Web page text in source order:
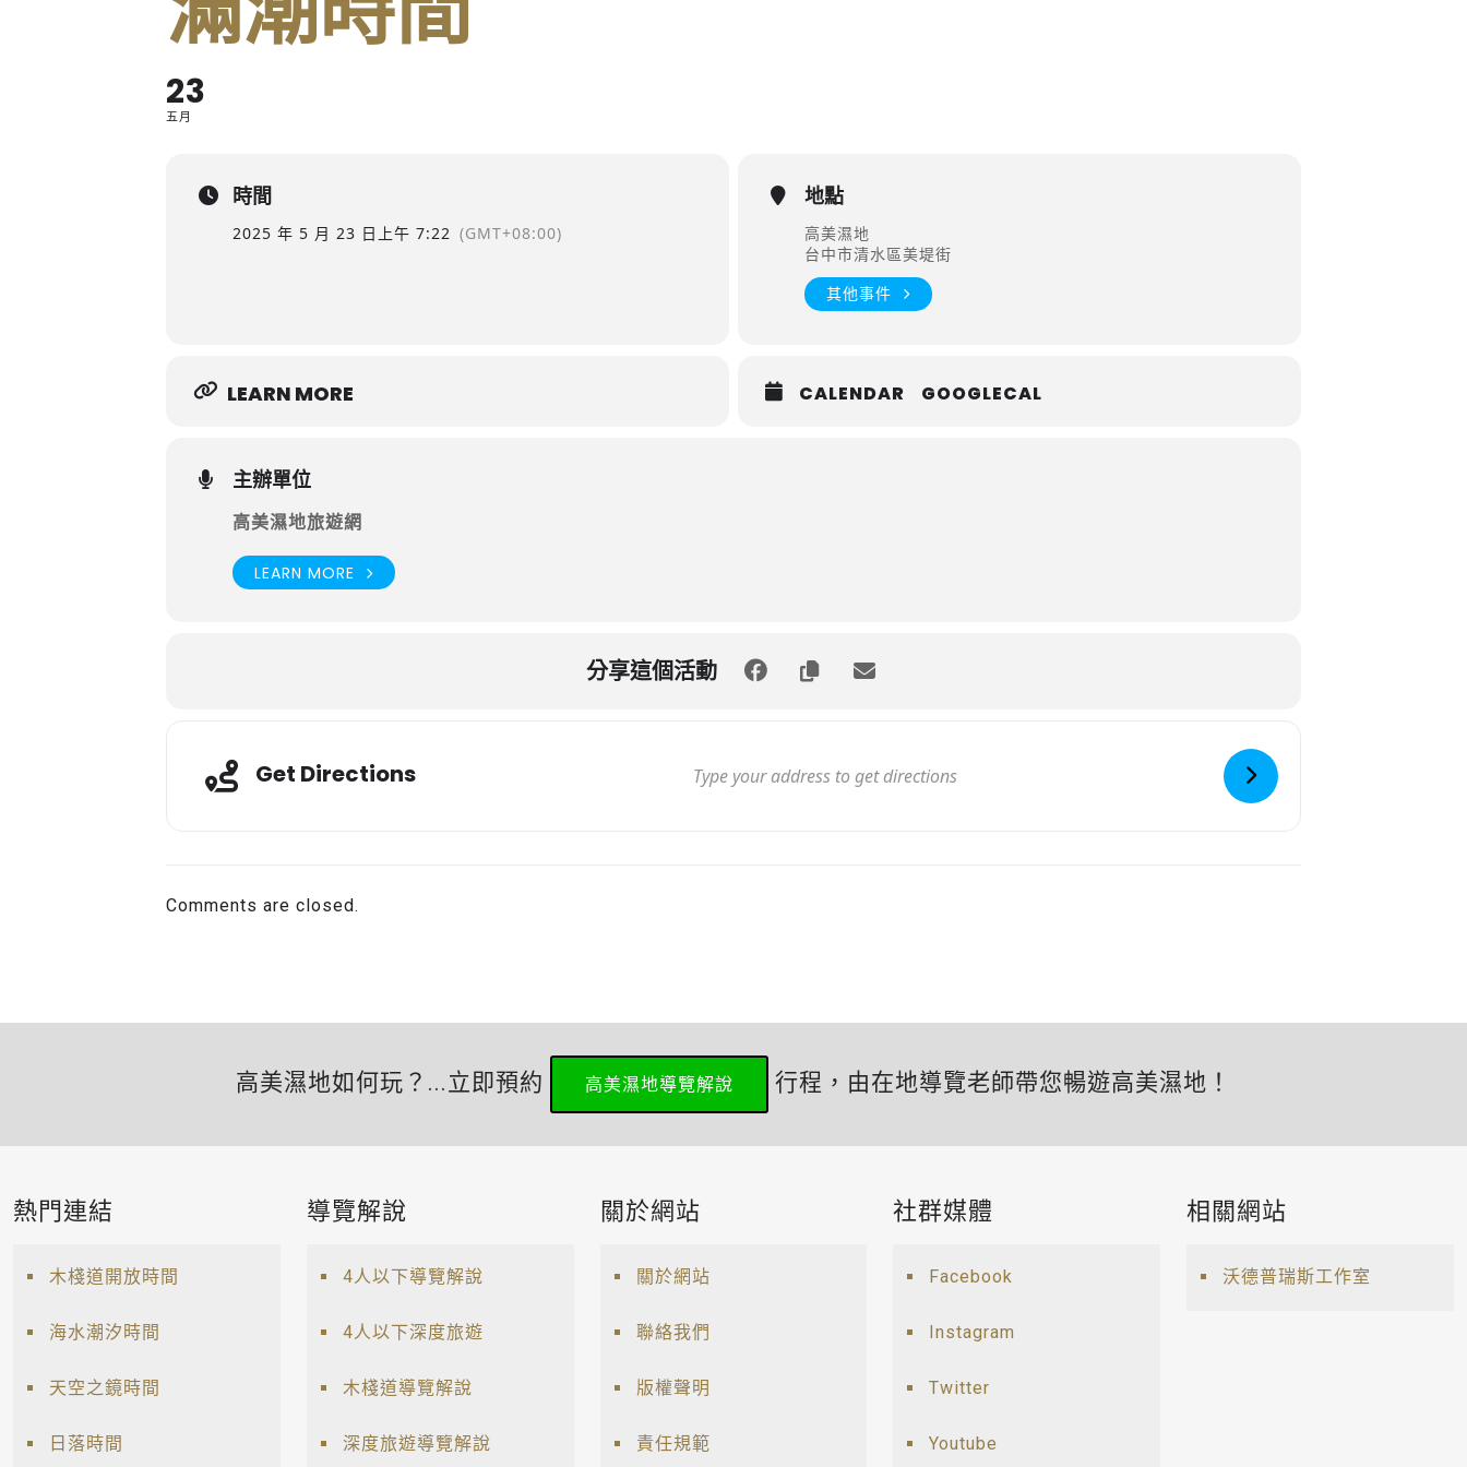
23
五月
時間
2025 年 5 月 23 日 上午 7:22 (GMT+08:00)
地點
高美濕地
台中市清水區美堤街
其他事件
LEARN MORE CALENDAR GOOGLECAL
主辦單位
高美濕地旅遊網
LEARN MORE
分享這個活動
Get Directions
Comments are closed.
高美濕地如何玩？...立即預約 高美濕地導覽解說 行程，由在地導覽老師帶您暢遊高美濕地！
熱門連結
木棧道開放時間
海水潮汐時間
天空之鏡時間
日落時間
導覽解說
4人以下導覽解說
4人以下深度旅遊
木棧道導覽解說
深度旅遊導覽解說
關於網站
關於網站
聯絡我們
版權聲明
責任規範
社群媒體
Facebook
Instagram
Twitter
Youtube
相關網站
沃德普瑞斯工作室